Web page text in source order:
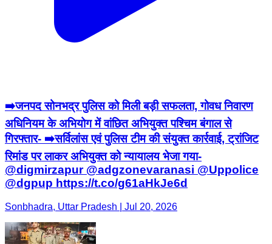
➡️जनपद सोनभद्र पुलिस को मिली बड़ी सफलता, गोवध निवारण
अधिनियम के अभियोग में वांछित अभियुक्त पश्चिम बंगाल से
गिरफ्तार- ➡️सर्विलांस एवं पुलिस टीम की संयुक्त कार्रवाई, ट्रांजिट
रिमांड पर लाकर अभियुक्त को न्यायालय भेजा गया-
@digmirzapur @adgzonevaranasi @Uppolice
@dgpup https://t.co/g61aHkJe6d
Sonbhadra, Uttar Pradesh | Jul 20, 2026